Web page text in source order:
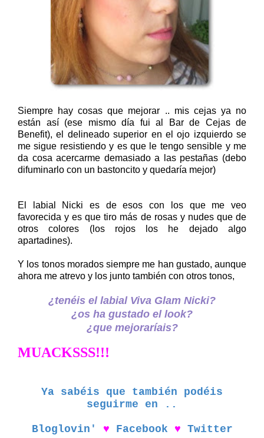
Siempre hay cosas que mejorar .. mis cejas ya no
están así (ese mismo día fui al Bar de Cejas de
Benefit), el delineado superior en el ojo izquierdo se
me sigue resistiendo y es que le tengo sensible y me
da cosa acercarme demasiado a las pestañas (debo
difuminarlo con un bastoncito y quedaría mejor)
El labial Nicki es de esos con los que me veo
favorecida y es que tiro más de rosas y nudes que de
otros colores (los rojos los he dejado algo
apartadines).
Y los tonos morados siempre me han gustado, aunque
ahora me atrevo y los junto también con otros tonos,
¿tenéis el labial Viva Glam Nicki?
¿os ha gustado el look?
¿que mejoraríais?
MUACKSSS!!!
Ya sabéis que también podéis
seguirme en ..
Bloglovin' ♥ Facebook ♥ Twitter